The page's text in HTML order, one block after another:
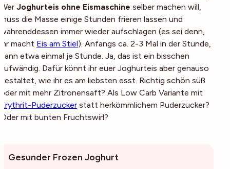
Wer Joghurteis ohne Eismaschine selber machen will,
muss die Masse einige Stunden frieren lassen und
währenddessen immer wieder aufschlagen (es sei denn,
ihr macht Eis am Stiel). Anfangs ca. 2-3 Mal in der Stunde,
dann etwa einmal je Stunde. Ja, das ist ein bisschen
aufwändig. Dafür könnt ihr euer Joghurteis aber genauso
gestaltet, wie ihr es am liebsten esst. Richtig schön süß
oder mit mehr Zitronensaft? Als Low Carb Variante mit
Erythrit-Puderzucker statt herkömmlichem Puderzucker?
Oder mit bunten Fruchtswirl?
Gesunder Frozen Joghurt